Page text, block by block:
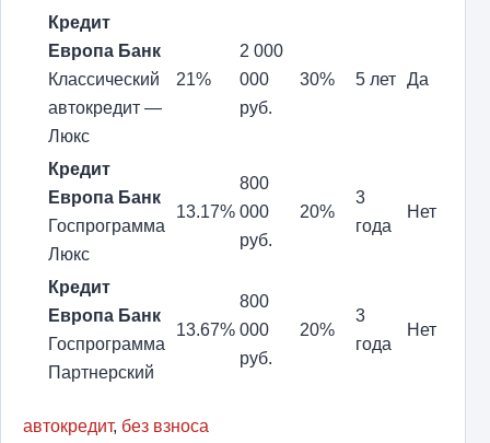
Кредит
Европа Банк
Классический
автокредит —
Люкс
21%
2 000
000
руб.
30% 5 лет Да
Кредит
Европа Банк
Госпрограмма
Люкс
13.17%
800
000
руб.
20%
3
года
Нет
Кредит
Европа Банк
Госпрограмма
Партнерский
13.67%
800
000
руб.
20%
3
года
Нет
автокредит, без взноса